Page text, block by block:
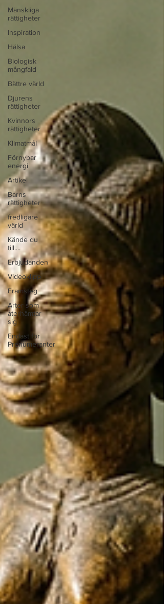
Mänskliga
rättigheter
Inspiration
Hälsa
Biologisk
mångfald
Bättre värld
Djurens
rättigheter
Kvinnors
rättigheter
Klimatmål
Förnybar
energi
Artikel
Barns
rättigheter
fredligare
värld
Kände du
till....
Erbjudanden
Videoklipp
Framsteg
Arter som
återhämtar
sig
Endast för
Prenumeranter